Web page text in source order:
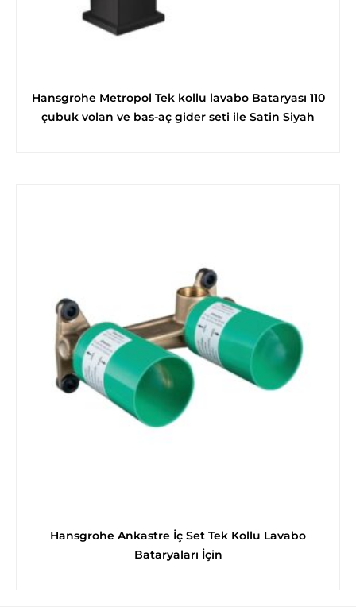
Hansgrohe Metropol Tek kollu lavabo Bataryası 110
çubuk volan ve bas-aç gider seti ile Satin Siyah
Hansgrohe Ankastre İç Set Tek Kollu Lavabo
Bataryaları İçin